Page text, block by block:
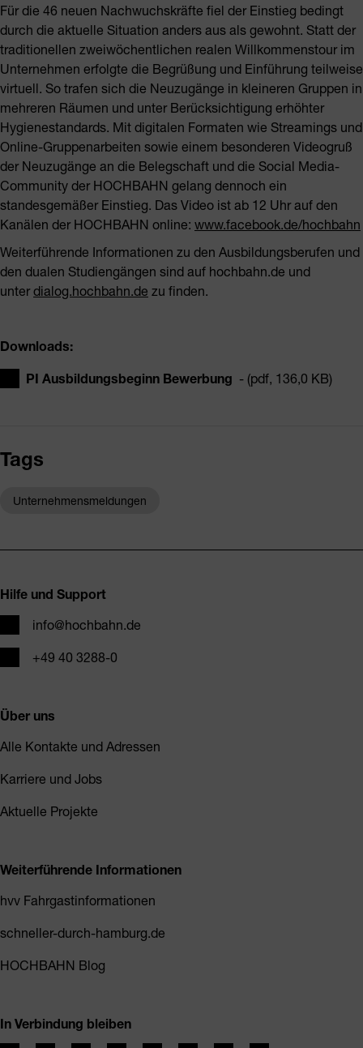
Für die 46 neuen Nachwuchskräfte fiel der Einstieg bedingt
durch die aktuelle Situation anders aus als gewohnt. Statt der
traditionellen zweiwöchentlichen realen Willkommenstour im
Unternehmen erfolgte die Begrüßung und Einführung teilweise
virtuell. So trafen sich die Neuzugänge in kleineren Gruppen in
mehreren Räumen und unter Berücksichtigung erhöhter
Hygienestandards. Mit digitalen Formaten wie Streamings und
Online-Gruppenarbeiten sowie einem besonderen Videogruß
der Neuzugänge an die Belegschaft und die Social Media-
Community der HOCHBAHN gelang dennoch ein
standesgemäßer Einstieg. Das Video ist ab 12 Uhr auf den
Kanälen der HOCHBAHN online: www.facebook.de/hochbahn
Weiterführende Informationen zu den Ausbildungsberufen und
den dualen Studiengängen sind auf hochbahn.de und
unterdialog.hochbahn.de zu finden.
Downloads:
PI Ausbildungsbeginn Bewerbung - (pdf, 136,0 KB)
Tags
Unternehmensmeldungen
Hilfe und Support
E-Mailinfo@hochbahn.de
Telefon+49 40 3288-0
Über uns
Alle Kontakte und Adressen
Karriere und Jobs
Aktuelle Projekte
Weiterführende Informationen
hvv Fahrgastinformationen
schneller-durch-hamburg.de
HOCHBAHN Blog
In Verbindung bleiben